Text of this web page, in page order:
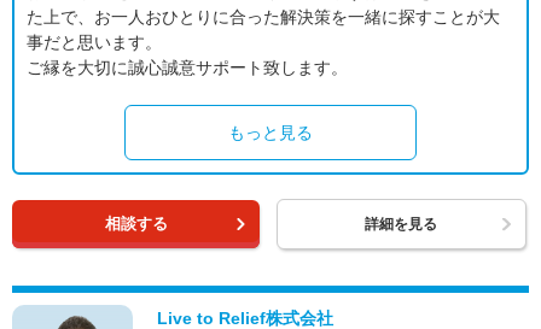
た上で、お一人おひとりに合った解決策を一緒に探すことが大
事だと思います。
ご縁を大切に誠心誠意サポート致します。
もっと見る
相談する 詳細を見る
Live to Relief株式会社